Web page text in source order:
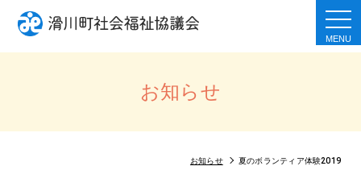
お知らせ
お知らせ 夏のボランティア体験2019